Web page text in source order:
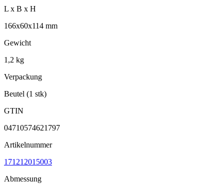
L x B x H
166x60x114 mm
Gewicht
1,2 kg
Verpackung
Beutel (1 stk)
GTIN
04710574621797
Artikelnummer
171212015003
Abmessung